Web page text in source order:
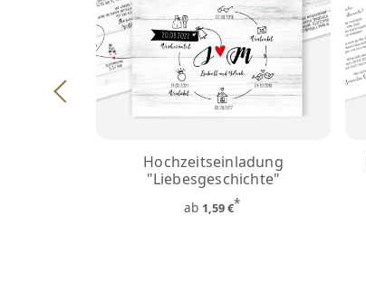
Hochzeitseinladung
"Liebesgeschichte"
ab 1,59 €*